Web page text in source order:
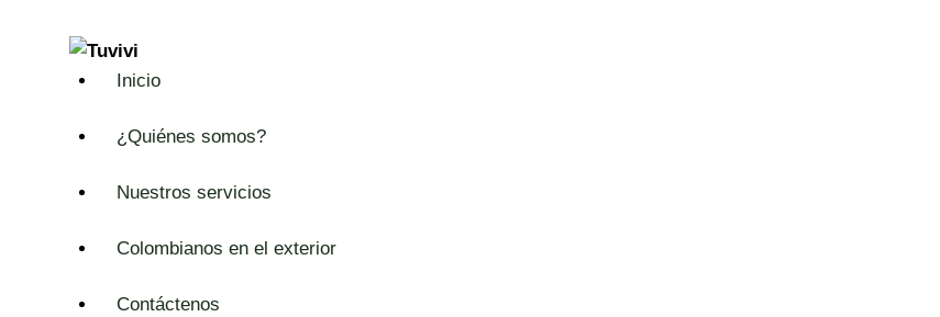
Inicio
¿Quiénes somos?
Nuestros servicios
Colombianos en el exterior
Contáctenos